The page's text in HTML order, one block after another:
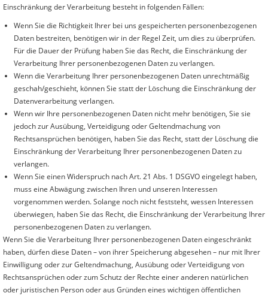
Einschränkung der Verarbeitung besteht in folgenden Fällen:
Wenn Sie die Richtigkeit Ihrer bei uns gespeicherten personenbezogenen
Daten bestreiten, benötigen wir in der Regel Zeit, um dies zu überprüfen.
Für die Dauer der Prüfung haben Sie das Recht, die Einschränkung der
Verarbeitung Ihrer personenbezogenen Daten zu verlangen.
Wenn die Verarbeitung Ihrer personenbezogenen Daten unrechtmäßig
geschah/geschieht, können Sie statt der Löschung die Einschränkung der
Datenverarbeitung verlangen.
Wenn wir Ihre personenbezogenen Daten nicht mehr benötigen, Sie sie
jedoch zur Ausübung, Verteidigung oder Geltendmachung von
Rechtsansprüchen benötigen, haben Sie das Recht, statt der Löschung die
Einschränkung der Verarbeitung Ihrer personenbezogenen Daten zu
verlangen.
Wenn Sie einen Widerspruch nach Art. 21 Abs. 1 DSGVO eingelegt haben,
muss eine Abwägung zwischen Ihren und unseren Interessen
vorgenommen werden. Solange noch nicht feststeht, wessen Interessen
überwiegen, haben Sie das Recht, die Einschränkung der Verarbeitung Ihrer
personenbezogenen Daten zu verlangen.
Wenn Sie die Verarbeitung Ihrer personenbezogenen Daten eingeschränkt
haben, dürfen diese Daten – von ihrer Speicherung abgesehen – nur mit Ihrer
Einwilligung oder zur Geltendmachung, Ausübung oder Verteidigung von
Rechtsansprüchen oder zum Schutz der Rechte einer anderen natürlichen
oder juristischen Person oder aus Gründen eines wichtigen öffentlichen